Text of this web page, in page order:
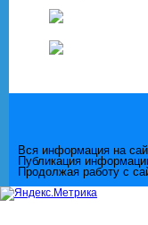
Вся информация на
Публикация
Продолжая работу с